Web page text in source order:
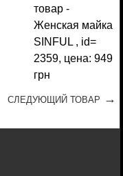
СЛЕДУЮЩИЙ ТОВАР →